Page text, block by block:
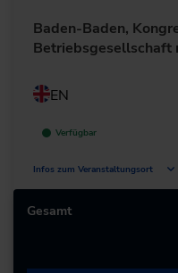
Baden-Baden,
Betriebsgesellschaft
EN
Verfügbar
Infos zum Veranstaltungsort
Augustaplatz 10
76530 Baden-Baden
+49 7221/304-0
Gesamt